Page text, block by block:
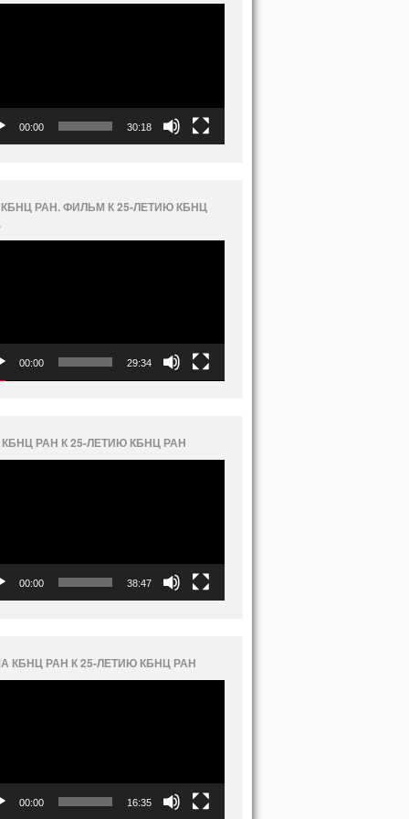
00:00 30:18
РАН. ФИЛЬМ К 25-ЛЕТИЮ КБНЦ
00:00 29:34
РАН К 25-ЛЕТИЮ КБНЦ РАН
00:00 38:47
КБНЦ РАН К 25-ЛЕТИЮ КБНЦ РАН
00:00 16:35